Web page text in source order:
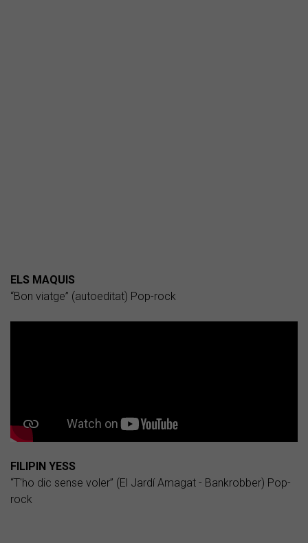
ELS MAQUIS
“Bon viatge” (autoeditat) Pop-rock
FILIPIN YESS
“T'ho dic sense voler” (El Jardí Amagat - Bankrobber) Pop-
rock